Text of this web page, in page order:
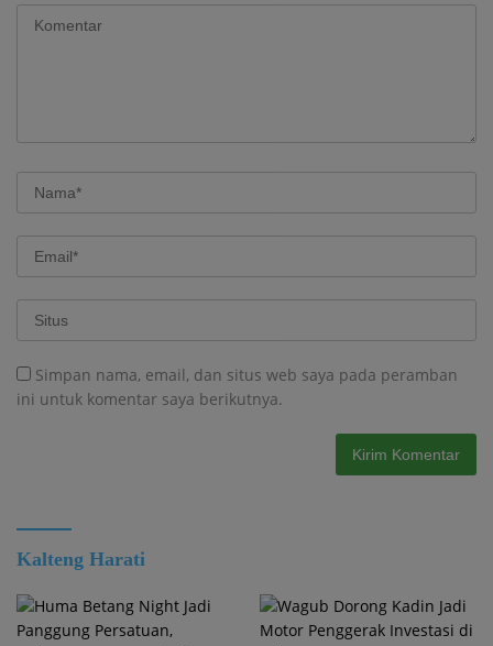
Simpan nama, email, dan situs web saya pada peramban
ini untuk komentar saya berikutnya.
Kalteng Harati